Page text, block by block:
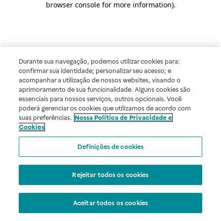
browser console for more information).
Durante sua navegação, podemos utilizar cookies para:
confirmar sua identidade; personalizar seu acesso; e
acompanhar a utilização de nossos websites, visando o
aprimoramento de sua funcionalidade. Alguns cookies são
essenciais para nossos serviços, outros opcionais. Você
poderá gerenciar os cookies que utilizamos de acordo com
suas preferências. Nossa Política de Privacidade e
Cookies
Definições de cookies
Rejeitar todos os cookies
Aceitar todos os cookies